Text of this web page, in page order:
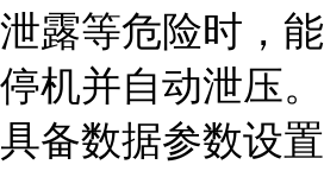
泄露等危险时，
停机并自动泄压。
具备数据参数设